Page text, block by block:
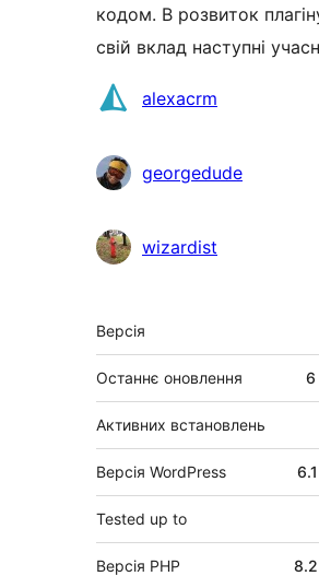
кодом. В розвиток
свій вклад наступні
Учасникиalexacrm
georgedude
wizardist
Мета
Версія
Останнє оновлення 6
Активних встановлень
Версія WordPress
Tested up to
Версія PHP